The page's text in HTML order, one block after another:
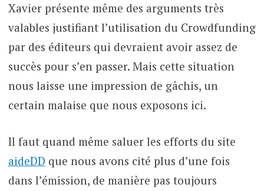
Xavier présente même des arguments très
valables justifiant l’utilisation du Crowdfunding
par des éditeurs qui devraient avoir assez de
succès pour s’en passer. Mais cette situation
nous laisse une impression de gâchis, un
certain malaise que nous exposons ici.
Il faut quand même saluer les efforts du site
aideDD que nous avons cité plus d’une fois
dans l’émission, de manière pas toujours